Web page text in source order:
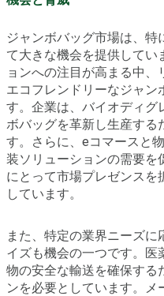
ジャンボバッグ市場は、
て大きな機会を提供してい
ョンへの注目が高まる中
エコフレンドリーなジャン
す。企業は、バイオディグ
ボバッグを革新し生産する
す。さらに、eコマースと
装ソリューションの需要を
にとって市場プレゼンス
しています。
また、特定の業界ニーズ
イズも機会の一つです。医
物の安全な輸送を確保する
ンを必要としています。メ